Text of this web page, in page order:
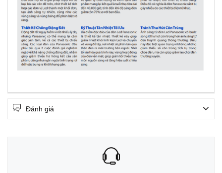
Đánh giá